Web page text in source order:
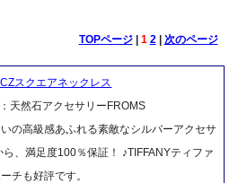
TOPページ| 1 2| 次のページ
スクエアネックレス
天然石アクセサリーFROMS
の高級感あふれる素敵なシルバーアクセサ
、満足度100％保証！ ♪TIFFANYティファ
チも好評です。